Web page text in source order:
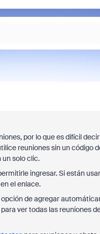
por lo que es difícil
reuniones sin un código
solo clic.
ingresar. Si están
el enlace.
de agregar
ver todas las reuniones